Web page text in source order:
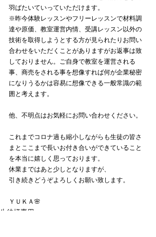
羽ばたいていっていただけます。
※昨今体験レッスンやフリーレッスンで材料調
達や原価、教室運営内情、受講レッスン以外の
技術を取得しようとする方が見られたりお問い
合わせをいただくことがありますがお返事は致
しておりません。ご自身で教室を運営される
事、商売をされる事を想像すれば何が企業秘密
になりうるかは容易に想像できる一般常識の範
囲と考えます。
他、不明点はお気軽にお問い合わせください。
これまでコロナ過も縮小しながらも生徒の皆さ
まとここまで長いお付き合いができていること
を本当に嬉しく思っております。
休業まではあと少しとなりますが、
引き続きどうぞよろしくお願い致します。
ＹＵＫＡ🌸
生徒様専用